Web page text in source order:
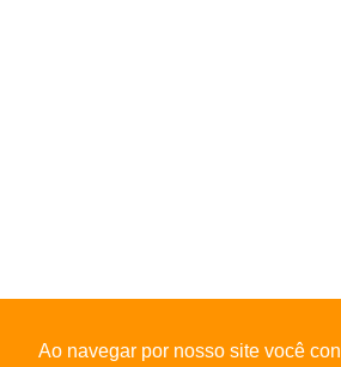
Ao navegar por nosso site você